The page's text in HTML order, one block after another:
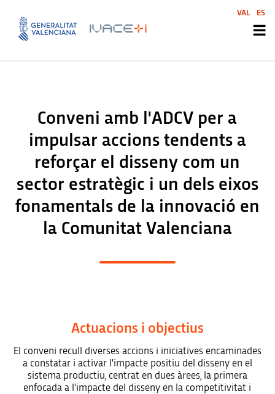
Conveni amb l'ADCV per a
impulsar accions tendents a
reforçar el disseny com un
sector estratègic i un dels eixos
fonamentals de la innovació en
la Comunitat Valenciana
Actuacions i objectius
El conveni recull diverses accions i iniciatives encaminades
a constatar i activar l'impacte positiu del disseny en el
sistema productiu, centrat en dues àrees, la primera
enfocada a l'impacte del disseny en la competitivitat i
VAL ES